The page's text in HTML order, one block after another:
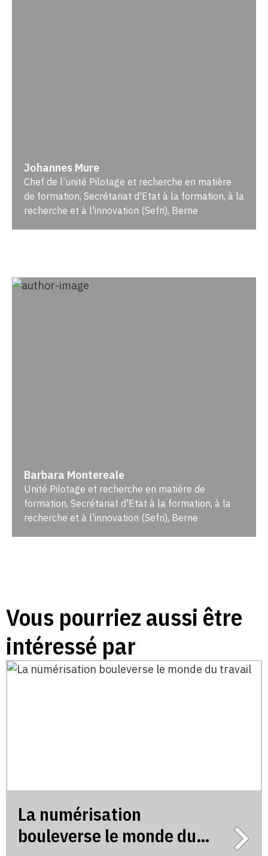
Johannes Mure
Chef de l’unité Pilotage et recherche en matière
de formation, Secrétariat d'Etat à la formation, à la
recherche et à l'innovation (Sefri), Berne
Barbara Montereale
Unité Pilotage et recherche en matière de
formation, Secrétariat d'Etat à la formation, à la
recherche et à l'innovation (Sefri), Berne
Vous pourriez aussi être
intéressé par
La numérisation
bouleverse le monde du